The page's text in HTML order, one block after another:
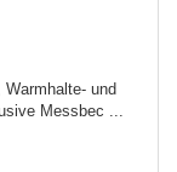
und
Messbec ...